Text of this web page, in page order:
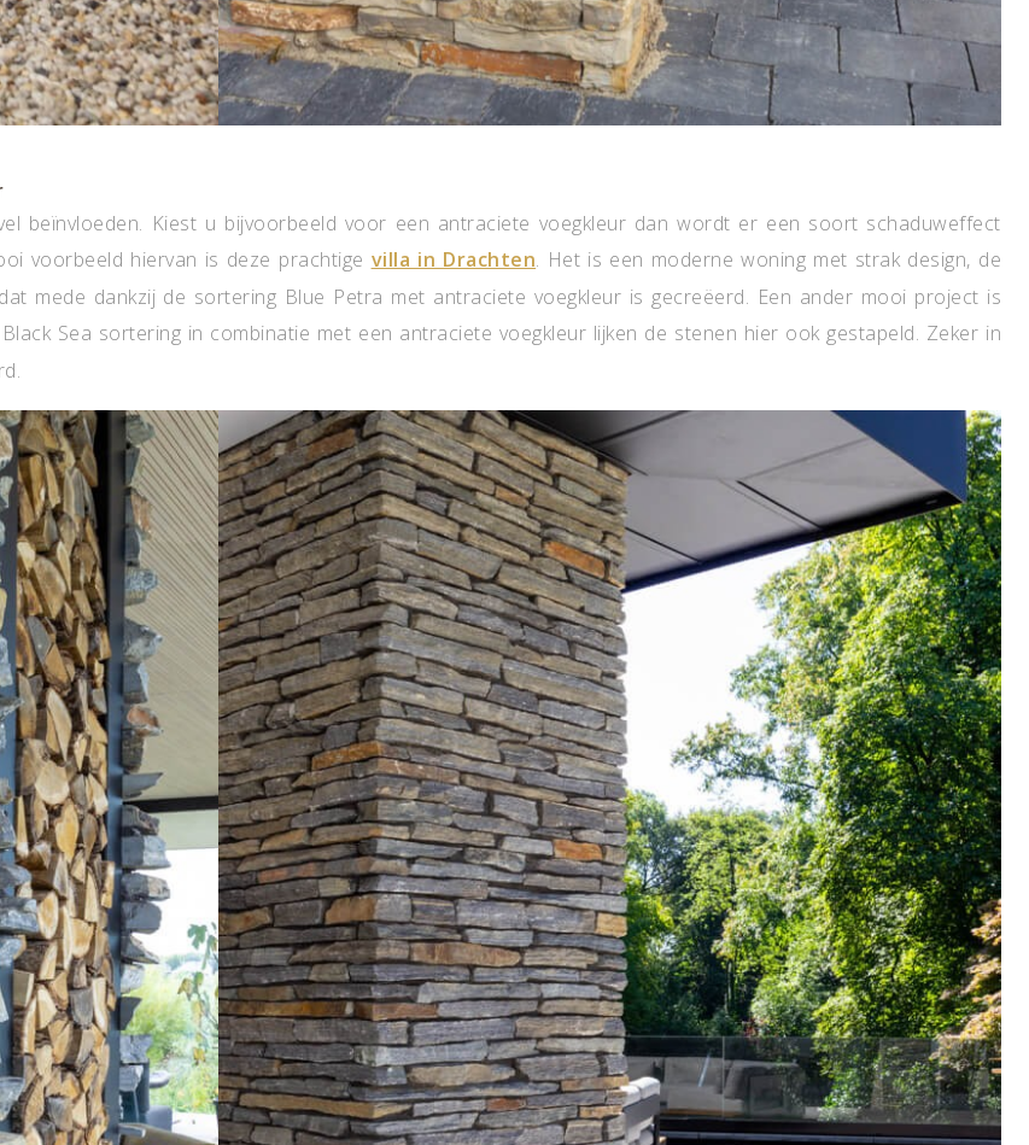
beïnvloeden. Kiest u bijvoorbeeld voor een antraciete voegkleur dan wordt er een soort schaduweffect
voorbeeld hiervan is deze prachtige villa in Drachten. Het is een moderne woning met strak design, de
mede dankzij de sortering Blue Petra met antraciete voegkleur is gecreëerd. Een ander mooi project is
Sea sortering in combinatie met een antraciete voegkleur lijken de stenen hier ook gestapeld. Zeker in